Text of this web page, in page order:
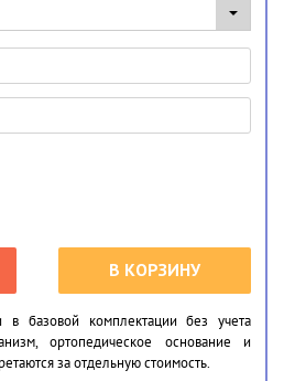
В КОРЗИНУ
в базовой комплектации без учета
ортопедическое основание и
за отдельную стоимость.